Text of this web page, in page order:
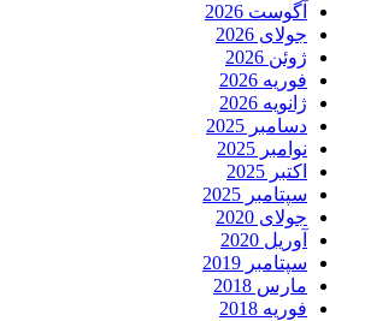
آگوست 2026
جولای 2026
ژوئن 2026
فوریه 2026
ژانویه 2026
دسامبر 2025
نوامبر 2025
اکتبر 2025
سپتامبر 2025
جولای 2020
آوریل 2020
سپتامبر 2019
مارس 2018
فوریه 2018